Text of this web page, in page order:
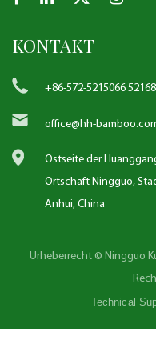
KONTAKT
+86-572-5215066
office@hh-
Ostseite der
Ortschaft Ningguo,
Anhui, China
Urheberrecht © Ningguo
Technical